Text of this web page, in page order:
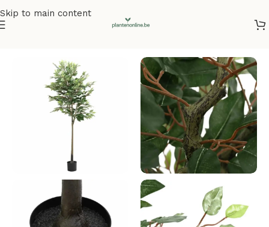
Skip to main content